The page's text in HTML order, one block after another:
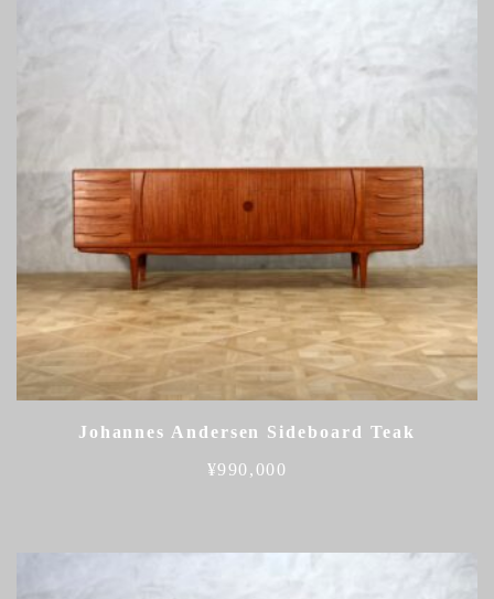
Johannes Andersen Sideboard Teak
¥990,000